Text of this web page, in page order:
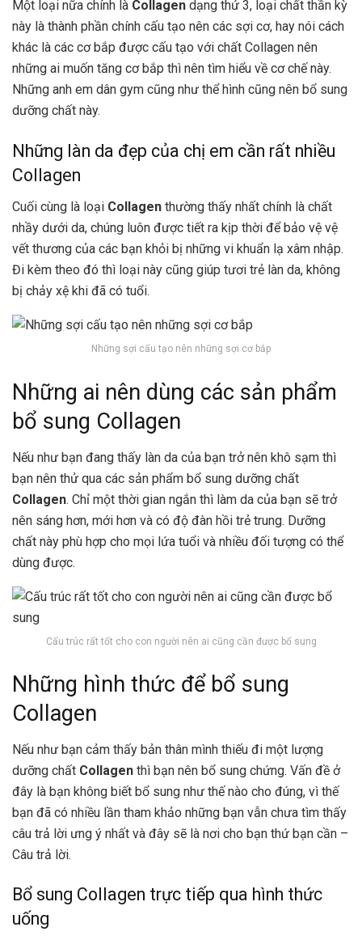
Một loại nữa chính là Collagen dạng thứ 3, loại chất thần kỳ
này là thành phần chính cấu tạo nên các sợi cơ, hay nói cách
khác là các cơ bắp được cấu tạo với chất Collagen nên
những ai muốn tăng cơ bắp thì nên tìm hiểu về cơ chế này.
Những anh em dân gym cũng như thể hình cũng nên bổ sung
dưỡng chất này.
Những làn da đẹp của chị em cần rất nhiều
Collagen
Cuối cùng là loại Collagen thường thấy nhất chính là chất
nhầy dưới da, chúng luôn được tiết ra kịp thời để bảo vệ vệ
vết thương của các bạn khỏi bị những vi khuẩn lạ xâm nhập.
Đi kèm theo đó thì loại này cũng giúp tươi trẻ làn da, không
bị chảy xệ khi đã có tuổi.
Những sợi cấu tạo nên những sợi cơ bắp
Những ai nên dùng các sản phẩm
bổ sung Collagen
Nếu như bạn đang thấy làn da của bạn trở nên khô sạm thì
bạn nên thử qua các sản phẩm bổ sung dưỡng chất
Collagen. Chỉ một thời gian ngắn thì làm da của bạn sẽ trở
nên sáng hơn, mới hơn và có độ đàn hồi trẻ trung. Dưỡng
chất này phù hợp cho mọi lứa tuổi và nhiều đối tượng có thể
dùng được.
Cấu trúc rất tốt cho con người nên ai cũng cần được bổ sung
Những hình thức để bổ sung
Collagen
Nếu như bạn cảm thấy bản thân mình thiếu đi một lượng
dưỡng chất Collagen thì bạn nên bổ sung chứng. Vấn đề ở
đây là bạn không biết bổ sung như thế nào cho đúng, vì thế
bạn đã có nhiều lần tham khảo những bạn vẫn chưa tìm thấy
câu trả lời ưng ý nhất và đây sẽ là nơi cho bạn thứ bạn cần –
Câu trả lời.
Bổ sung Collagen trực tiếp qua hình thức
uống